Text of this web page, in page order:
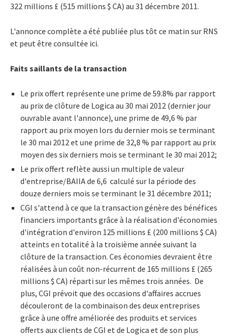
322 millions £ (515 millions $ CA) au 31 décembre 2011.
L'annonce complète a été publiée plus tôt ce matin sur RNS
et peut être consultée ici.
Faits saillants de la transaction
Le prix offert représente une prime de 59.8% par rapport
au prix de clôture de Logica au 30 mai 2012 (dernier jour
ouvrable avant l'annonce), une prime de 49,6 % par
rapport au prix moyen lors du dernier mois se terminant
le 30 mai 2012 et une prime de 32,8 % par rapport au prix
moyen des six derniers mois se terminant le 30 mai 2012;
Le prix offert reflète aussi un multiple de valeur
d'entreprise/BAIIA de 6,6 calculé sur la période des
douze derniers mois se terminant le 31 décembre 2011;
CGI s'attend à ce que la transaction génère des bénéfices
financiers importants grâce à la réalisation d'économies
d'intégration d'environ 125 millions £ (200 millions $ CA)
atteints en totalité à la troisième année suivant la
clôture de la transaction. Ces économies devraient être
réalisées à un coût non-récurrent de 165 millions £ (265
millions $ CA) réparti sur les mêmes trois années. De
plus, CGI prévoit que des occasions d'affaires accrues
découleront de la combinaison des deux entreprises
grâce à une offre améliorée des produits et services
offerts aux clients de CGI et de Logica et de son plus